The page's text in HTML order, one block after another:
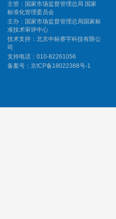
主管：国家市场监督管理总局 国家
标准化管理委员会
主办：国家市场监督管理总局国家标
准技术审评中心
技术支持：北京中标赛宇科技有限公
司
支持电话：010-82261056
备案号： 京ICP备18022388号-1